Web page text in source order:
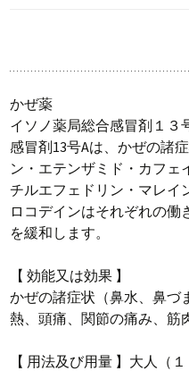
かぜ薬
イソノ薬局総合感冒剤１３
感冒剤13号Aは、かぜの諸
ン・エテンザミド・カフェ
チルエフェドリン・マレイ
ロコデインはそれぞれの
を緩和します。
【 効能又は効果 】
かぜの諸症状（鼻水、鼻づ
熱、頭痛、関節の痛み、筋
【 用法及び用量 】大人（